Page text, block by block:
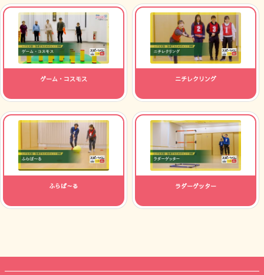
ゲーム・コスモス ニチレクリング
ふらば～る ラダーゲッター